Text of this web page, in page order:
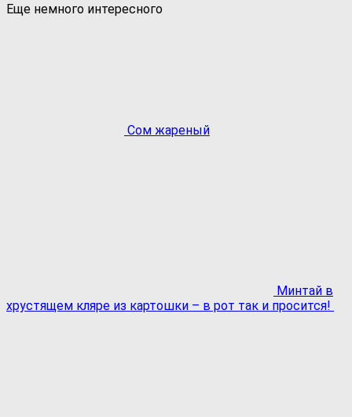
Еще немного интересного
Сом жареный
Минтай в
хрустящем кляре из картошки – в рот так и просится!